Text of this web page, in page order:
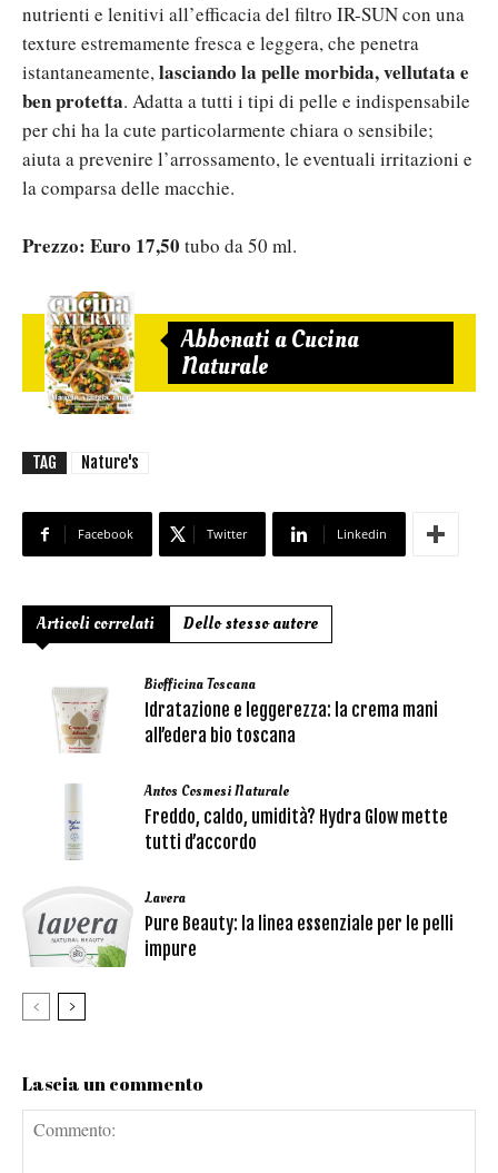
nutrienti e lenitivi all’efficacia del filtro IR-SUN con una
texture estremamente fresca e leggera, che penetra
istantaneamente,lasciando la pelle morbida, vellutata e
ben protetta. Adatta a tutti i tipi di pelle e indispensabile
per chi ha la cute particolarmente chiara o sensibile;
aiuta a prevenire l’arrossamento, le eventuali irritazioni e
la comparsa delle macchie.
Prezzo: Euro 17,50 tubo da 50 ml.
Abbonati a Cucina
Naturale
TAG Nature's
Facebook Twitter Linkedin
Articoli correlati Dello stesso autore
Biofficina Toscana
Idratazione e leggerezza: la crema mani
all’edera bio toscana
Antos Cosmesi Naturale
Freddo, caldo, umidità? Hydra Glow mette
tutti d’accordo
Lavera
Pure Beauty: la linea essenziale per le pelli
impure
Lascia un commento